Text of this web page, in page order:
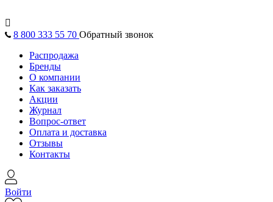

8 800 333 55 70 Обратный звонок
Распродажа
Бренды
О компании
Как заказать
Акции
Журнал
Вопрос-ответ
Оплата и доставка
Отзывы
Контакты
Войти